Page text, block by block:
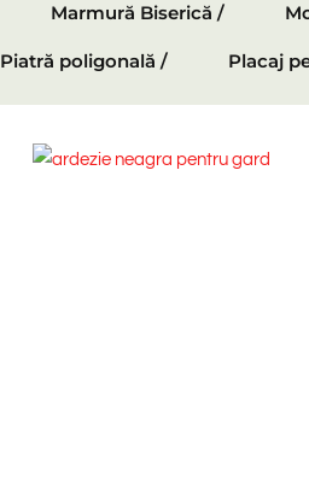
Marmură Biserică /
Piatră poligonală / Placaj